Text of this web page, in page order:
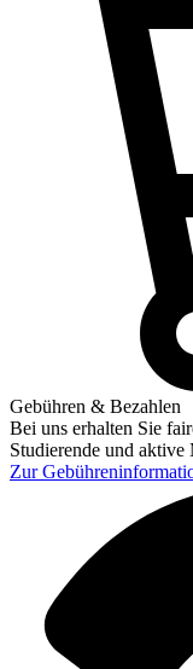
Gebühren & Bezahlen
Bei uns erhalten Sie
Studierende und
Zur